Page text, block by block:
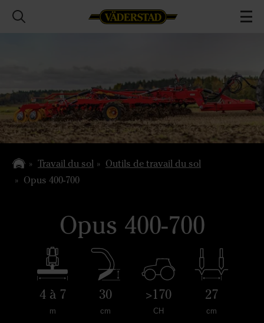
Travail du sol
Outils de travail du sol
Opus 400-700
Opus 400-700
4 à 7
m
30
cm
>170
CH
27
cm